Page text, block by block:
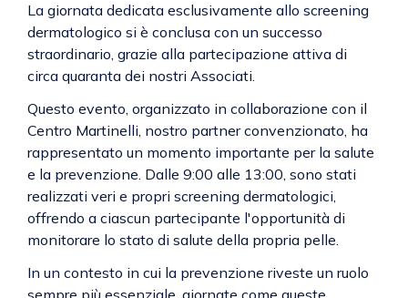
La giornata dedicata esclusivamente allo screening
dermatologico si è conclusa con un successo
straordinario, grazie alla partecipazione attiva di
circa quaranta dei nostri Associati.
Questo evento, organizzato in collaborazione con il
Centro Martinelli, nostro partner convenzionato, ha
rappresentato un momento importante per la salute
e la prevenzione. Dalle 9:00 alle 13:00, sono stati
realizzati veri e propri screening dermatologici,
offrendo a ciascun partecipante l'opportunità di
monitorare lo stato di salute della propria pelle.
In un contesto in cui la prevenzione riveste un ruolo
sempre più essenziale, giornate come queste